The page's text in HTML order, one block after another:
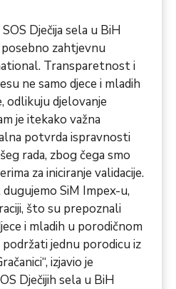
Dječija sela u BiH
zahtjevnu
Transparetnost i
ne samo djece i mladih
odlikuju djelovanje
je itekako važna
potvrda ispravnosti
rada, zbog čega smo
za iniciranje validacije.
SiM Impex-u,
što su prepoznali
i mladih u porodičnom
jednu porodicu iz
izjavio je
Dječijih sela u BiH